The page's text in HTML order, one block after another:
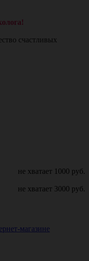
счастливых
не хватает 1000 руб.
не хватает 3000 руб.
магазине